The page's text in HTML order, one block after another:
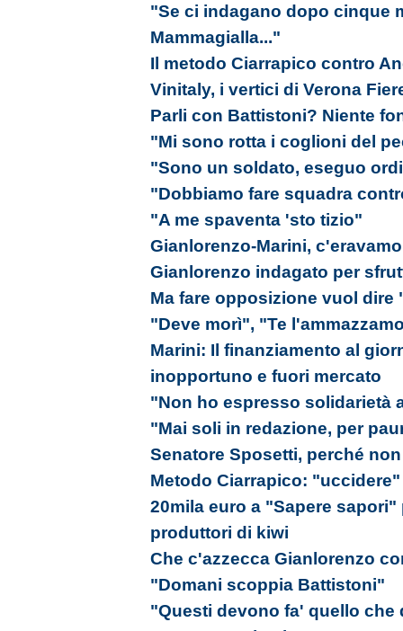
"Se ci indagano dopo cinque
Mammagialla..."
Il metodo Ciarrapico contro
Vinitaly, i vertici di Verona
Parli con Battistoni? Niente
"Mi sono rotta i coglioni del
"Sono un soldato, eseguo
"Dobbiamo fare squadra
"A me spaventa 'sto tizio"
Gianlorenzo-Marini,
Gianlorenzo indagato per
Ma fare opposizione vuol
"Deve morì", "Te
Marini: Il finanziamento al
inopportuno e fuori mercato
"Non ho espresso solidarietà
"Mai soli in redazione, per
Senatore Sposetti, perché
Metodo Ciarrapico: "uccidere"
20mila euro a "Sapere
produttori di kiwi
Che c'azzecca Gianlorenzo
"Domani scoppia Battistoni"
"Questi devono fa' quello che